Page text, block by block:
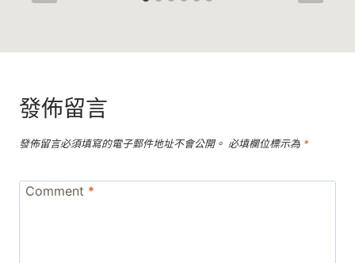
發佈留言
發佈留言必須填寫的電子郵件地址不會公開。 必填欄位標示為 *
Comment *